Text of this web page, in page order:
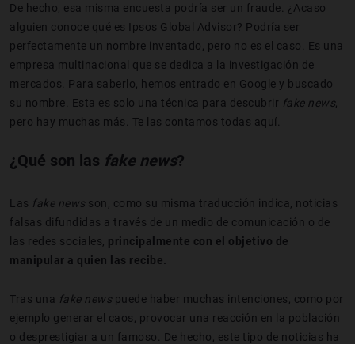
De hecho, esa misma encuesta podría ser un fraude. ¿Acaso
alguien conoce qué es Ipsos Global Advisor? Podría ser
perfectamente un nombre inventado, pero no es el caso. Es una
empresa multinacional que se dedica a la investigación de
mercados. Para saberlo, hemos entrado en Google y buscado
su nombre. Esta es solo una técnica para descubrir fake news
pero hay muchas más. Te las contamos todas aquí.
¿Qué son las fake news?
Las fake news son, como su misma traducción indica, noticias
falsas difundidas a través de un medio de comunicación o de
las redes sociales, principalmente con el objetivo de
manipular a quien las recibe.
Tras una fake news puede haber muchas intenciones, como por
ejemplo generar el caos, provocar una reacción en la población
o desprestigiar a un famoso. De hecho, este tipo de noticias ha